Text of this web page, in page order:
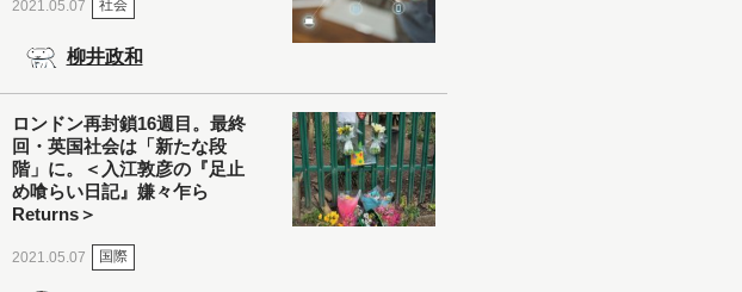
2021.05.07 社会
柳井政和
ロンドン再封鎖16週目。最終
回・英国社会は「新たな段
階」に。＜入江敦彦の『足止
め喰らい日記』嫌々乍ら
Returns＞
2021.05.07 国際